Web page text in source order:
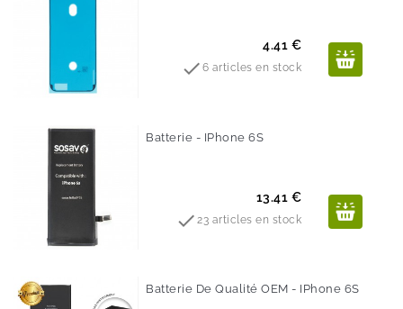
Prix
4.41 €
 6 articles en stock
Batterie - IPhone 6S
Prix
13.41 €
23 articles en stock
Batterie De Qualité OEM - IPhone 6S